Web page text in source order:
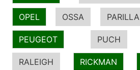
OPEL OSSA PARILLA
PEUGEOT PUCH
RALEIGH RICKMAN